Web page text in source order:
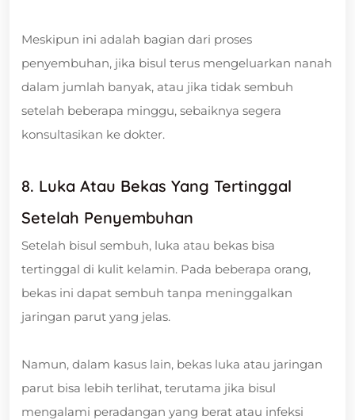
Meskipun ini adalah bagian dari proses
penyembuhan, jika bisul terus mengeluarkan nanah
dalam jumlah banyak, atau jika tidak sembuh
setelah beberapa minggu, sebaiknya segera
konsultasikan ke dokter.
8. Luka Atau Bekas Yang Tertinggal
Setelah Penyembuhan
Setelah bisul sembuh, luka atau bekas bisa
tertinggal di kulit kelamin. Pada beberapa orang,
bekas ini dapat sembuh tanpa meninggalkan
jaringan parut yang jelas.
Namun, dalam kasus lain, bekas luka atau jaringan
parut bisa lebih terlihat, terutama jika bisul
mengalami peradangan yang berat atau infeksi